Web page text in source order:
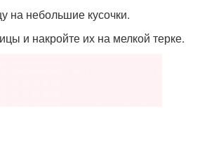
на небольшие кусочки.
и накройте их на мелкой терке.